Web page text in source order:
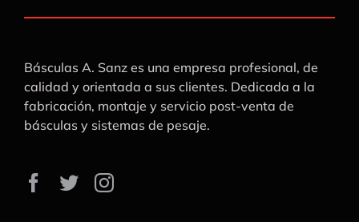
Básculas A. Sanz es una empresa profesional, de
calidad y orientada a sus clientes. Dedicada a la
fabricación, montaje y servicio post-venta de
básculas y sistemas de pesaje.